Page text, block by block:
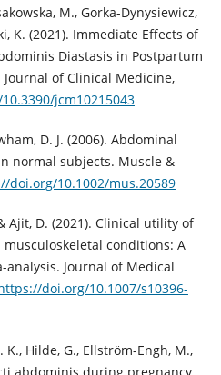
M., Gorka-Dynysiewicz,
K. (2021). Immediate Effects of
Diastasis in Postpartum
of Clinical Medicine,
jcm10215043
D. J. (2006). Abdominal
normal subjects. Muscle &
doi.org/10.1002/mus.20589
Ajit, D. (2021). Clinical utility of
conditions: A
Journal of Medical
doi.org/10.1007/s10396-
Hilde, G., Ellström-Engh, M.,